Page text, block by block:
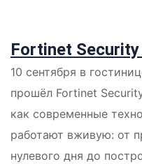
Fortinet
10 сентября в
прошёл Fortinet
как современные
работают вживую: от
нулевого дня до